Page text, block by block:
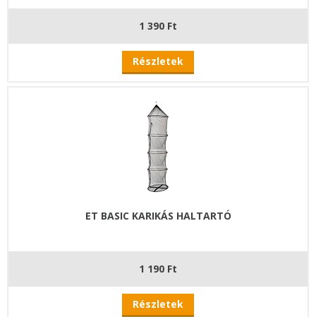
1 390 Ft
Részletek
ET BASIC KARIKÁS HALTARTÓ
1 190 Ft
Részletek